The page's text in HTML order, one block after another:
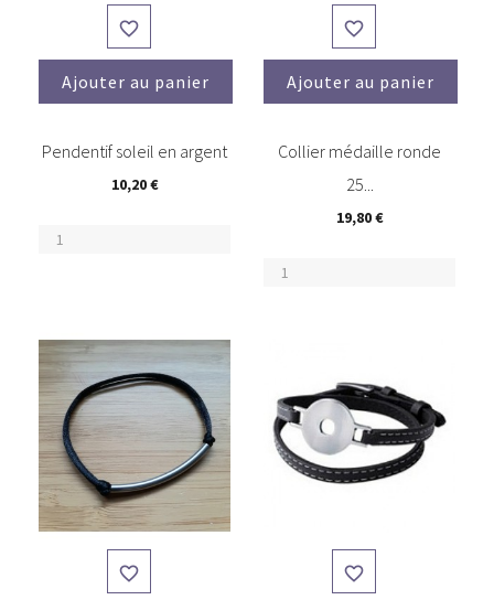

Ajouter au panier
Pendentif soleil en argent
10,20 €

Ajouter au panier
Collier médaille ronde
25...
19,80 €
 